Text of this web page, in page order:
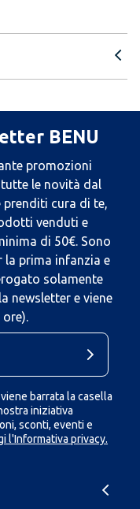
BENU
promozioni
tutte le novità dal
prenditi cura di te,
venduti e
di 50€. Sono
la prima infanzia e
solamente
newsletter e viene
barrata la casella
iniziativa
sconti, eventi e
l'Informativa privacy.